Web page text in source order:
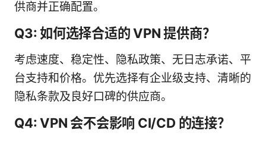
供商并正确配置。
Q3: 如何选择合适的 VPN 提供商？
考虑速度、稳定性、隐私政策、无日志承诺、平
台支持和价格。优先选择有企业级支持、清晰的
隐私条款及良好口碑的供应商。
Q4: VPN 会不会影响 CI/CD 的连接？